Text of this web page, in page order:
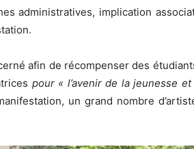
administratives, implication
afin de récompenser des
pour « l’avenir de la jeunesse et
un grand nombre